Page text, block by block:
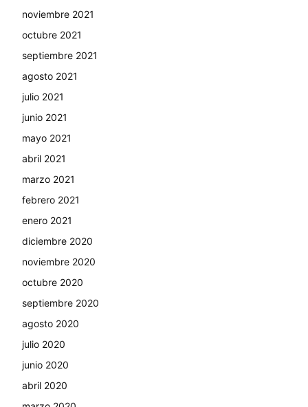
noviembre 2021
octubre 2021
septiembre 2021
agosto 2021
julio 2021
junio 2021
mayo 2021
abril 2021
marzo 2021
febrero 2021
enero 2021
diciembre 2020
noviembre 2020
octubre 2020
septiembre 2020
agosto 2020
julio 2020
junio 2020
abril 2020